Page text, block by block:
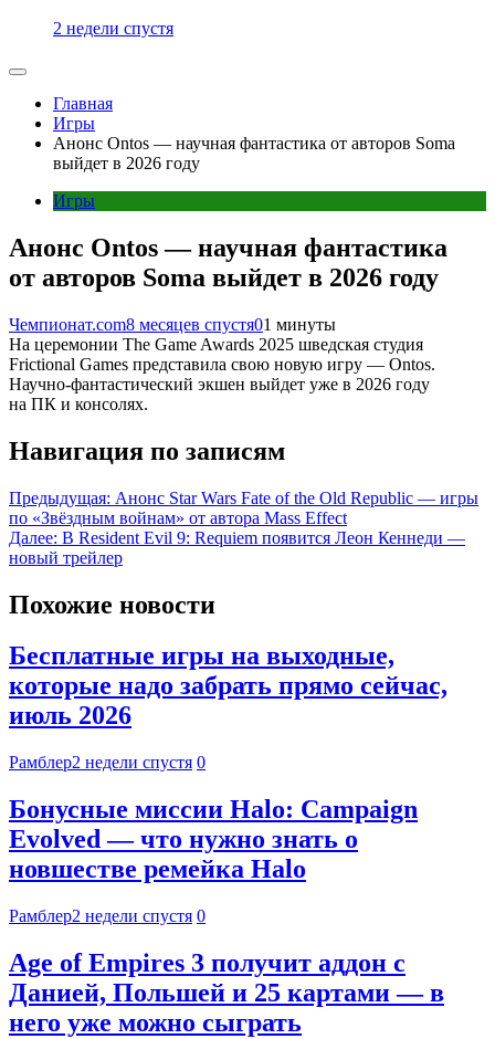
2 недели спустя
Главная
Игры
Анонс Ontos — научная фантастика от авторов Soma
выйдет в 2026 году
Игры
Анонс Ontos — научная фантастика
от авторов Soma выйдет в 2026 году
Чемпионат.com8 месяцев спустя01 минуты
На церемонии The Game Awards 2025 шведская студия
Frictional Games представила свою новую игру — Ontos.
Научно-фантастический экшен выйдет уже в 2026 году
на ПК и консолях.
Навигация по записям
Предыдущая: Анонс Star Wars Fate of the Old Republic — игры
по «Звёздным войнам» от автора Mass Effect
Далее: В Resident Evil 9: Requiem появится Леон Кеннеди —
новый трейлер
Похожие новости
Бесплатные игры на выходные,
которые надо забрать прямо сейчас,
июль 2026
Рамблер2 недели спустя 0
Бонусные миссии Halo: Campaign
Evolved — что нужно знать о
новшестве ремейка Halo
Рамблер2 недели спустя 0
Age of Empires 3 получит аддон с
Данией, Польшей и 25 картами — в
него уже можно сыграть